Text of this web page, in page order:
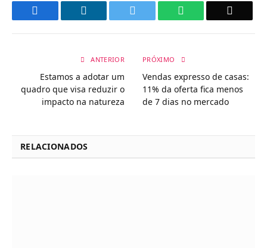
WhatsApp
ANTERIOR
Estamos a adotar um
quadro que visa reduzir o
impacto na natureza
PRÓXIMO
Vendas expresso de casas:
11% da oferta fica menos
de 7 dias no mercado
RELACIONADOS